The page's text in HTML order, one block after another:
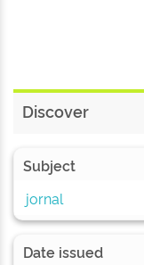
Discover
Subject
jornal
Date issued